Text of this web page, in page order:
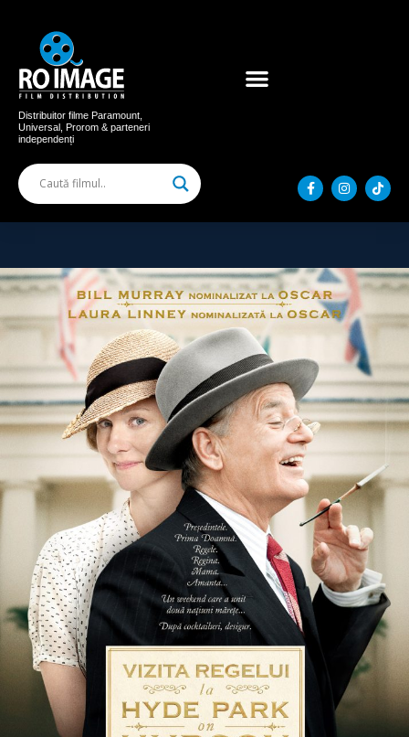
Distribuitor filme Paramount,
Universal, Prorom & parteneri
independenți